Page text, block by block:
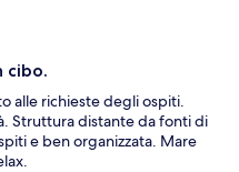
cibo.
alle richieste degli ospiti.
Struttura distante da fonti di
e ben organizzata. Mare